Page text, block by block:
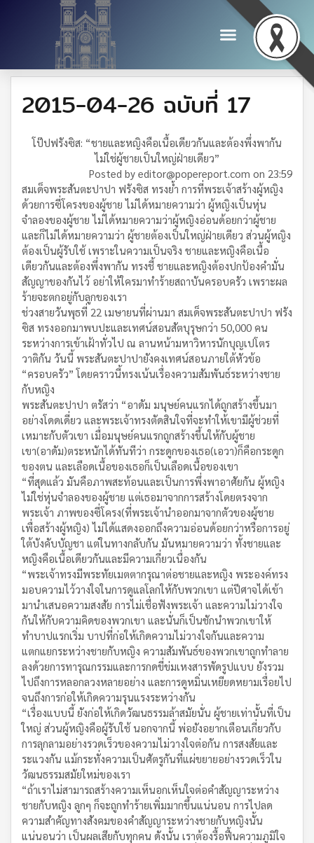
2015-04-26 ฉบับที่ 17
โป๊ปฟรังซิส: “ชายและหญิงคือเนื้อเดียวกันและต้องพึ่งพากัน
ไม่ใช่ผู้ชายเป็นใหญ่ฝ่ายเดียว”
Posted by editor@popereport.com on 23:59
สมเด็จพระสันตะปาปา ฟรังซิส ทรงย้ำ การที่พระเจ้าสร้างผู้หญิง
ด้วยการซี่โครงของผู้ชาย ไม่ได้หมายความว่า ผู้หญิงเป็นหุ่น
จำลองของผู้ชาย ไม่ได้หมายความว่าผู้หญิงอ่อนด้อยกว่าผู้ชาย
และก็ไม่ได้หมายความว่า ผู้ชายต้องเป็นใหญ่ฝ่ายเดียว ส่วนผู้หญิง
ต้องเป็นผู้รับใช้ เพราะในความเป็นจริง ชายและหญิงคือเนื้อ
เดียวกันและต้องพึ่งพากัน ทรงชี้ ชายและหญิงต้องปกป้องคำมั่น
สัญญาของกันไว้ อย่าให้ใครมาทำร้ายสถาบันครอบครัว เพราะผล
ร้ายจะตกอยู่กับลูกของเรา
ช่วงสายวันพุธที่ 22 เมษายนที่ผ่านมา สมเด็จพระสันตะปาปา ฟรัง
ซิส ทรงออกมาพบปะและเทศน์สอนสัตบุรุษกว่า 50,000 คน
ระหว่างการเข้าเฝ้าทั่วไป ณ ลานหน้ามหาวิหารนักบุญเปโตร
วาติกัน วันนี้ พระสันตะปาปายังคงเทศน์สอนภายใต้หัวข้อ
“ครอบครัว” โดยคราวนี้ทรงเน้นเรื่องความสัมพันธ์ระหว่างชาย
กับหญิง
พระสันตะปาปา ตรัสว่า “อาดัม มนุษย์คนแรกได้ถูกสร้างขึ้นมา
อย่างโดดเดี่ยว และพระเจ้าทรงตัดสินใจที่จะทำให้เขามีผู้ช่วยที่
เหมาะกับตัวเขา เมื่อมนุษย์คนแรกถูกสร้างขึ้นให้กับผู้ชาย
เขา(อาดัม)ตระหนักได้ทันทีว่า กระดูกของเธอ(เอวา)ก็คือกระดูก
ของตน และเลือดเนื้อของเธอก็เป็นเลือดเนื้อของเขา
“ที่สุดแล้ว มันคือภาพสะท้อนและเป็นการพึ่งพาอาศัยกัน ผู้หญิง
ไม่ใช่หุ่นจำลองของผู้ชาย แต่เธอมาจากการสร้างโดยตรงจาก
พระเจ้า ภาพของซี่โครง(ที่พระเจ้านำออกมาจากตัวของผู้ชาย
เพื่อสร้างผู้หญิง) ไม่ได้แสดงออกถึงความอ่อนด้อยกว่าหรือการอยู่
ใต้บังคับบัญชา แต่ในทางกลับกัน มันหมายความว่า ทั้งชายและ
หญิงคือเนื้อเดียวกันและมีความเกี่ยวเนื่องกัน
“พระเจ้าทรงมีพระทัยเมตตากรุณาต่อชายและหญิง พระองค์ทรง
มอบความไว้วางใจในการดูแลโลกให้กับพวกเขา แต่ปีศาจได้เข้า
มานำเสนอความสงสัย การไม่เชื่อฟังพระเจ้า และความไม่วางใจ
กันให้กับความคิดของพวกเขา และนั่นก็เป็นชักนำพวกเขาให้
ทำบาปแรกเริ่ม บาปที่ก่อให้เกิดความไม่วางใจกันและความ
แตกแยกระหว่างชายกับหญิง ความสัมพันธ์ของพวกเขาถูกทำลาย
ลงด้วยการทารุณกรรมและการกดขี่ข่มเหงสารพัดรูปแบบ ยังรวม
ไปถึงการหลอกลวงหลายอย่าง และการดูหมิ่นเหยียดหยามเรื่อยไป
จนถึงการก่อให้เกิดความรุนแรงระหว่างกัน
“เรื่องแบบนี้ ยังก่อให้เกิดวัฒนธรรมล้าสมัยนั่น ผู้ชายเท่านั้นที่เป็น
ใหญ่ ส่วนผู้หญิงคือผู้รับใช้ นอกจากนี้ พ่อยังอยากเตือนเกี่ยวกับ
การลุกลามอย่างรวดเร็วของความไม่วางใจต่อกัน การสงสัยและ
ระแวงกัน แม้กระทั่งความเป็นศัตรูกันที่แผ่ขยายอย่างรวดเร็วใน
วัฒนธรรมสมัยใหม่ของเรา
“ถ้าเราไม่สามารถสร้างความเห็นอกเห็นใจต่อคำสัญญาระหว่าง
ชายกับหญิง ลูกๆ ก็จะถูกทำร้ายเพิ่มมากขึ้นแน่นอน การไปลด
ความสำคัญทางสังคมของคำสัญญาระหว่างชายกับหญิงนั้น
แน่นอนว่า เป็นผลเสียกับทุกคน ดังนั้น เราต้องรื้อฟื้นความภูมิใจ